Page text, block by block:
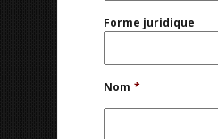
Forme juridique
Nom *